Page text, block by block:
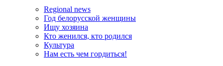
Regional news
Год белорусской женщины
Ищу хозяина
Кто женился, кто родился
Культура
Нам есть чем гордиться!